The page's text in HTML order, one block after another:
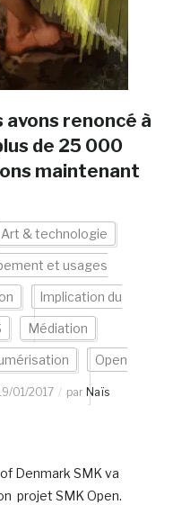
avons renoncé à
de 25 000
maintenant
Art & technologie
et usages
Implication du
Médiation
Open
01/2017 par Naïs
Denmark SMK va
projet SMK Open.